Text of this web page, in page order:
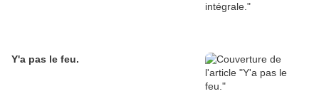
Y'a pas le feu.